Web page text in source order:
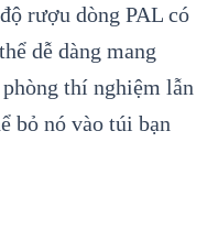
rượu dòng PAL có
dễ dàng mang
thí nghiệm lẫn
bỏ nó vào túi bạn